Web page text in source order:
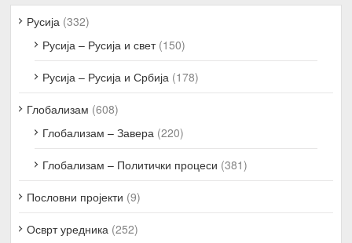
Русија (332)
Русија – Русија и свет(150)
Русија – Русија и Србија (178)
Глобализам (608)
Глобализам – Завера (220)
Глобализам – Политички процеси (381)
Пословни пројекти (9)
Осврт уредника (252)